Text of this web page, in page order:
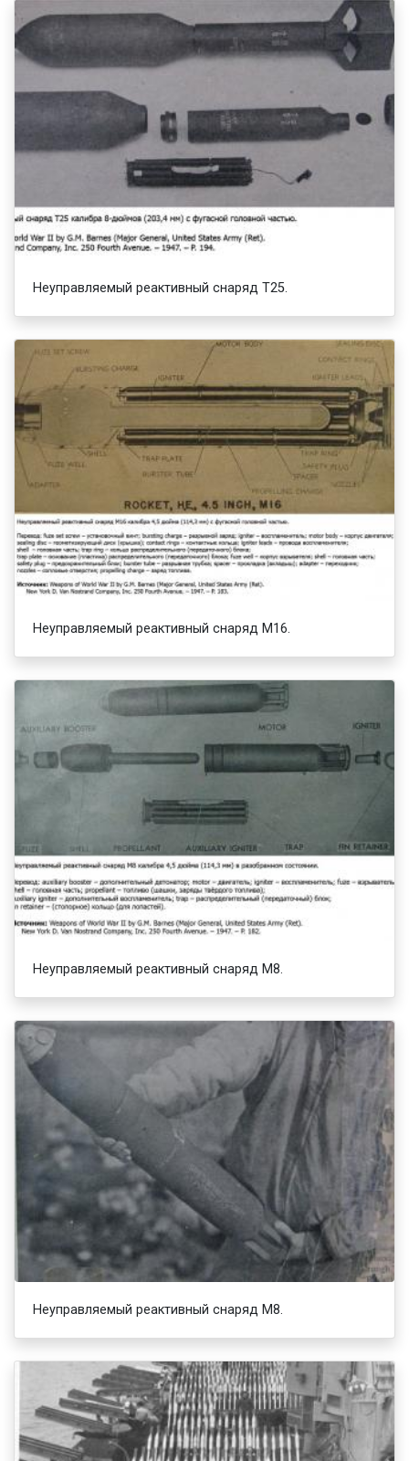
Неуправляемый реактивный снаряд Т25.
Неуправляемый реактивный снаряд М16.
Неуправляемый реактивный снаряд М8.
Неуправляемый реактивный снаряд М8.